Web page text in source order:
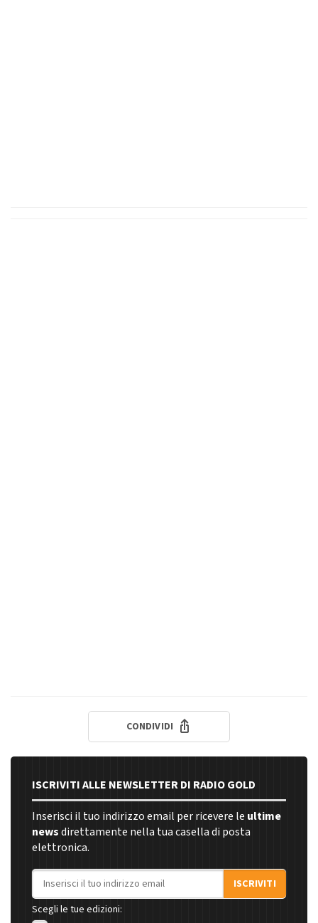
CONDIVIDI
ISCRIVITI ALLE NEWSLETTER DI RADIO GOLD
Inserisci il tuo indirizzo email per ricevere le ultime
newsdirettamente nella tua casella di posta
elettronica.
Indirizzo email
ISCRIVITI
Scegli le tue edizioni: